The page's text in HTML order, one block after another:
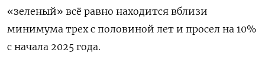
«зеленый» всё равно находится вблизи
минимума трех с половиной лет и просел на 10%
с начала 2025 года.